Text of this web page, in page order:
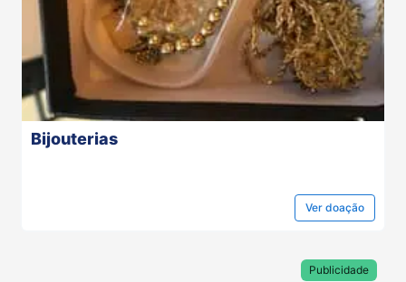
Bijouterias
Ver doação
Publicidade